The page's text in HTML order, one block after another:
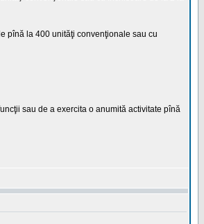
pînă la 400 unităţi convenţionale sau cu
sau de a exercita o anumită activitate pînă